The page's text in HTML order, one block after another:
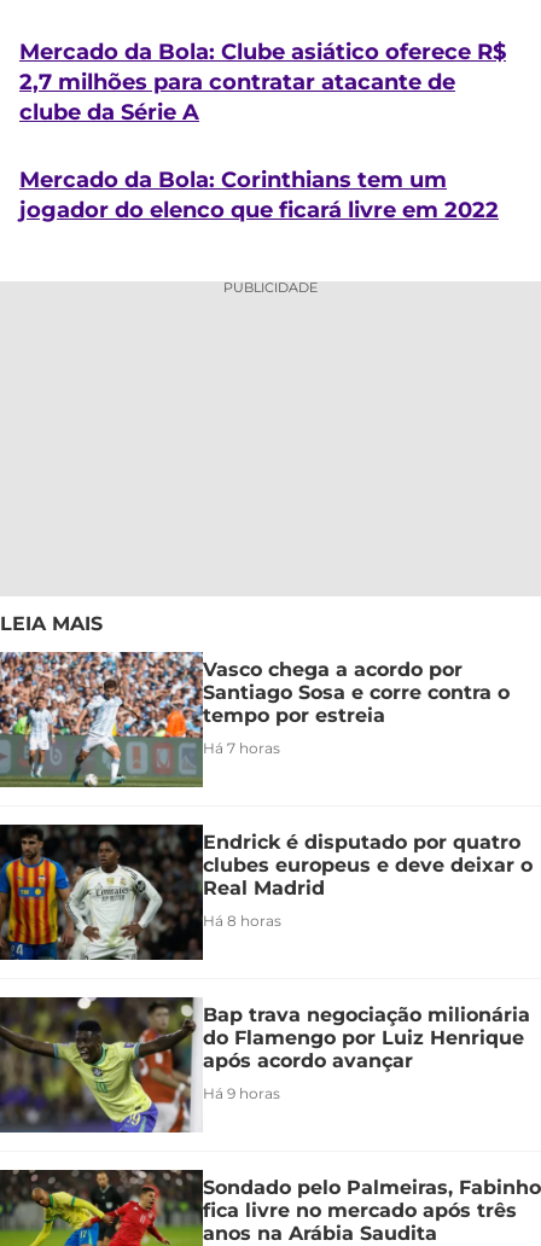
Mercado da Bola: Clube asiático oferece R$
2,7 milhões para contratar atacante de
clube da Série A
Mercado da Bola: Corinthians tem um
jogador do elenco que ficará livre em 2022
PUBLICIDADE
LEIA MAIS
Vasco chega a acordo por
Santiago Sosa e corre contra o
tempo por estreia
Há 7 horas
Endrick é disputado por quatro
clubes europeus e deve deixar o
Real Madrid
Há 8 horas
Bap trava negociação milionária
do Flamengo por Luiz Henrique
após acordo avançar
Há 9 horas
Sondado pelo Palmeiras, Fabinho
fica livre no mercado após três
anos na Arábia Saudita